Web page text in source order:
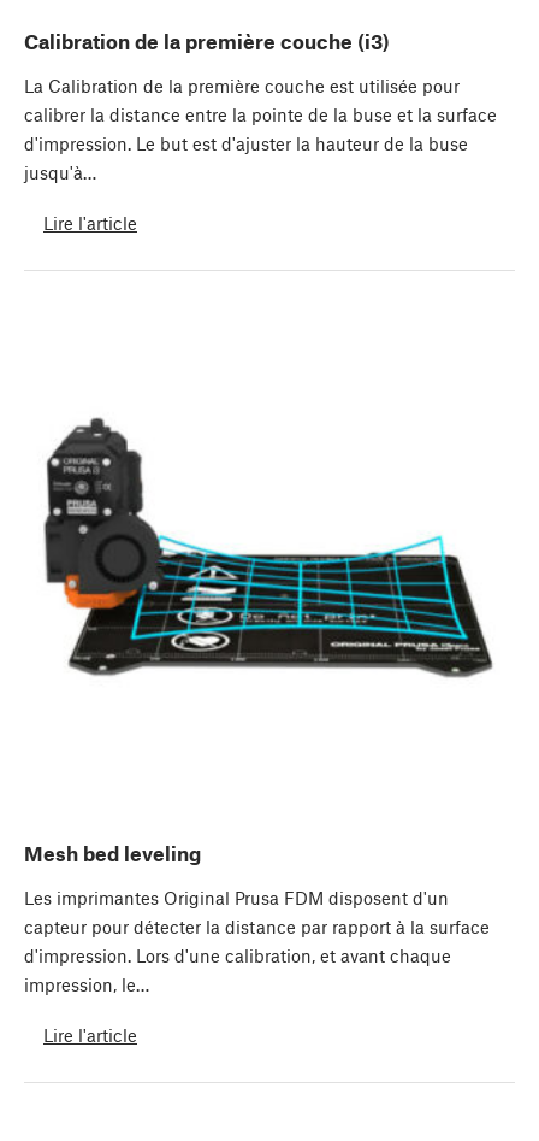
Calibration de la première couche (i3)
La Calibration de la première couche est utilisée pour
calibrer la distance entre la pointe de la buse et la surface
d'impression. Le but est d'ajuster la hauteur de la buse
jusqu'à…
Lire l'article
Mesh bed leveling
Les imprimantes Original Prusa FDM disposent d'un
capteur pour détecter la distance par rapport à la surface
d'impression. Lors d'une calibration, et avant chaque
impression, le…
Lire l'article